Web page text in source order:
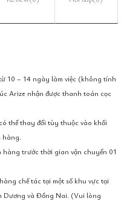
10 – 14 ngày làm việc (không tính
Arize nhận được thanh toán cọc
thể thay đổi tùy thuộc vào khối
hàng.
trước thời gian vận chuyển 01
chế tác tại một số khu vực tại
Dương và Đồng Nai. (Vui lòng